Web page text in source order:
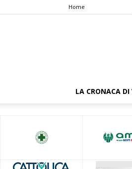
Home
LA CRONACA DI